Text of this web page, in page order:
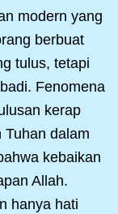
modern yang
berbuat
tulus, tetapi
Fenomena
kerap
dalam
kebaikan
Allah.
hanya hati